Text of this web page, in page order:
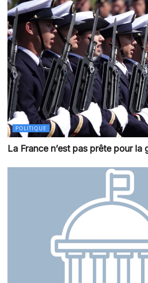
POLITIQUE
La France n’est pas prête pour la